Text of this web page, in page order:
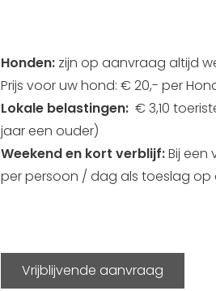
Honden: zijn op aanvraag altijd
Prijs voor uw hond: € 20,- per
Lokale belastingen: € 3,10
jaar een ouder)
Weekend en kort verblijf:Bij een
per persoon / dag als toeslag op
Vrijblijvende aanvraag